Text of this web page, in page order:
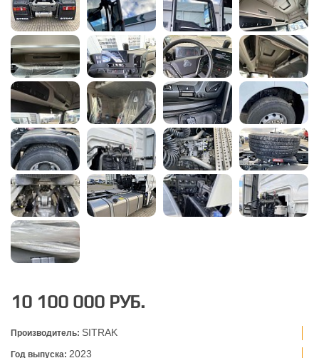
10 100 000 РУБ.
Производитель: SITRAK
Год выпуска: 2023